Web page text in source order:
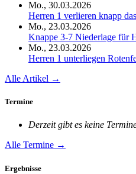
Mo., 30.03.2026
Herren 1 verlieren knapp
Mo., 23.03.2026
Knappe 3-7 Niederlage für
Mo., 23.03.2026
Herren 1 unterliegen
Alle Artikel →
Termine
Derzeit gibt es keine
Alle Termine →
Ergebnisse